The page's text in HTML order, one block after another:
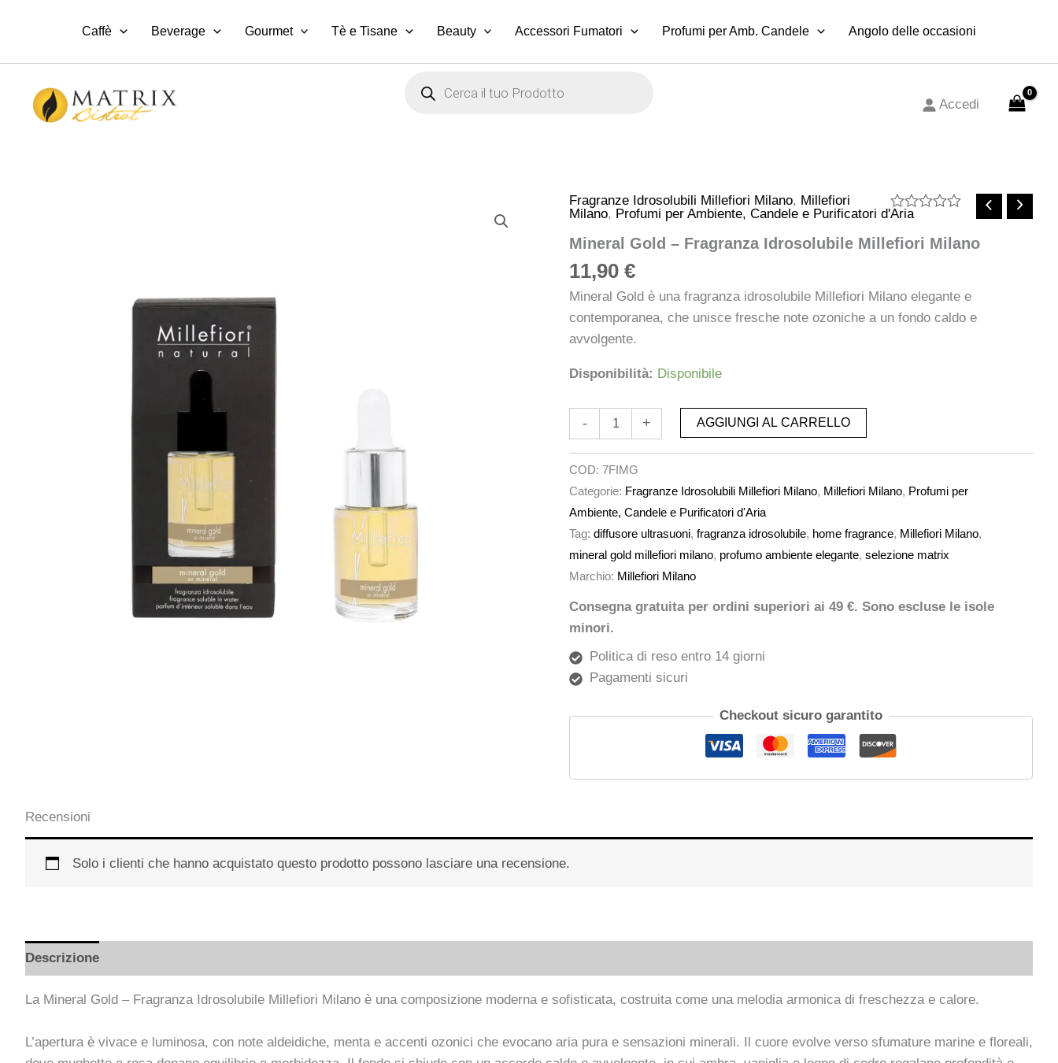
Caffè Beverage Gourmet Tè e Tisane Beauty Accessori Fumatori Profumi per Amb. Candele Angolo delle occasioni
search
Accedi
Valutato
su
Fragranze Idrosolubili Millefiori Milano, Millefiori
Milano, Profumi per Ambiente, Candele e Purificatori d'Aria
Mineral Gold – Fragranza Idrosolubile Millefiori Milano
11,90€
Mineral Gold è una fragranza idrosolubile Millefiori Milano elegante e
contemporanea, che unisce fresche note ozoniche a un fondo caldo e
avvolgente.
Disponibilità: Disponibile
-
Mineral
Gold
Fragranza
Idrosolubile
Millefiori
Milano
quantità
+ AGGIUNGI AL CARRELLO
COD:7FIMG
Categorie: Fragranze Idrosolubili Millefiori Milano, Millefiori Milano, Profumi per
Ambiente, Candele e Purificatori d'Aria
Tag:diffusore ultrasuoni,fragranza idrosolubile, home fragrance, Millefiori Milano,
mineral gold millefiori milano, profumo ambiente elegante,selezione matrix
Marchio: Millefiori Milano
Consegna gratuita per ordini superiori ai 49 €. Sono escluse le isole
minori.
Politica di reso entro 14 giorni
Pagamenti sicuri
Checkout sicuro garantito
Recensioni
Solo i clienti che hanno acquistato questo prodotto possono lasciare una recensione.
Descrizione
La Mineral Gold – Fragranza Idrosolubile Millefiori Milano è una composizione moderna e sofisticata, costruita come una melodia armonica di freschezza e calore.
L’apertura è vivace e luminosa, con note aldeidiche, menta e accenti ozonici che evocano aria pura e sensazioni minerali. Il cuore evolve verso sfumature marine e floreali,
Millefiori
quantità